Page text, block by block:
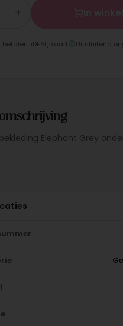
+
iDEAL, kaart Uitsluitend
Elephant Grey